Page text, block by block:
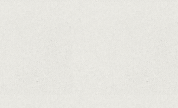
pot instala pe terminalele Huawei
cu procesoare Kirin
Huawei P50 primeşte o posibilă
dată de lansare şi e mai curând
decât credeam; Are cameră